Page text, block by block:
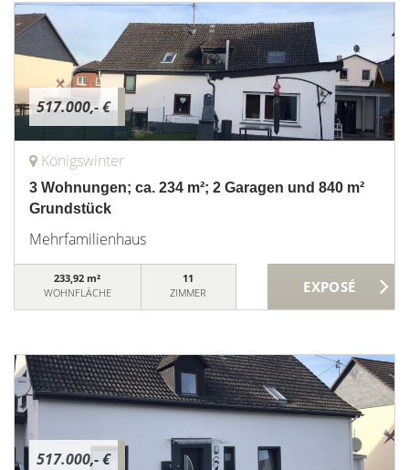
517.000,- €
Königswinter
3 Wohnungen; ca. 234 m²; 2 Garagen und 840 m²
Grundstück
Mehrfamilienhaus
233,92 m²
WOHNFLÄCHE
11
ZIMMER
517.000,- €